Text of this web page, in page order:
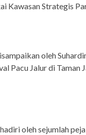
Kawasan Strategis
oleh
Pacu Jalur di Taman
oleh sejumlah